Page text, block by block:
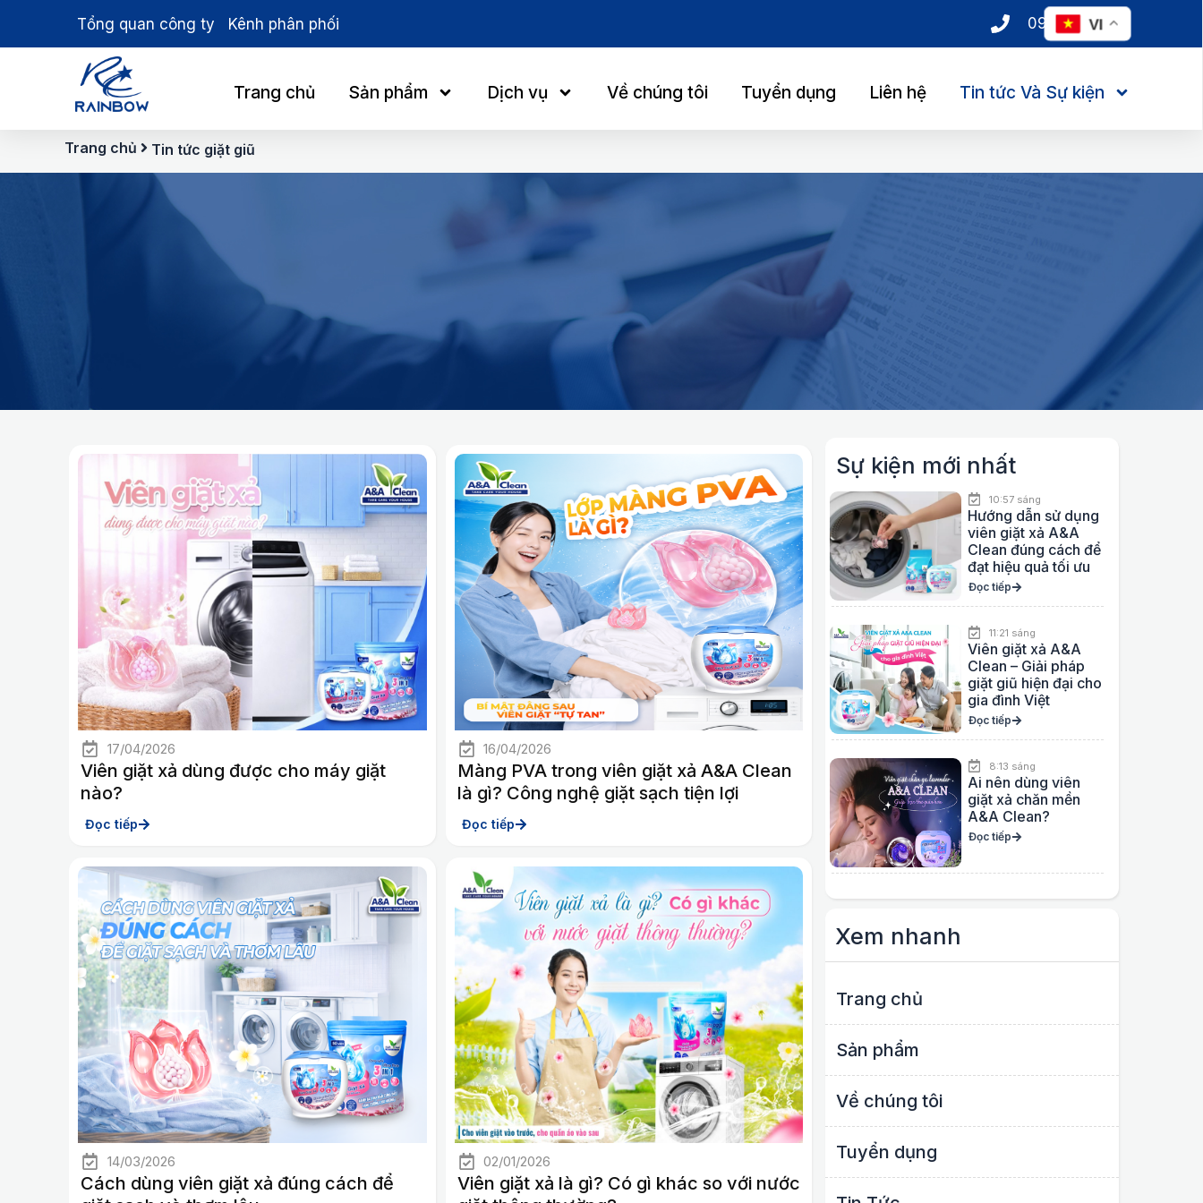
Tổng quan công ty Kênh phân phối 0985 123 237
Trang chủ Sản phẩm Dịch vụ Về chúng tôi Tuyển dụng Liên hệ Tin tức Và Sự kiện
Trang chủ Tin tức giặt giũ
gũ
Cập nhật tin tức, sự kiện và
thông báo mới nhất từ Rainbow
17/04/2026
Viên giặt xả dùng được cho máy giặt
nào?
Đọc tiếp
16/04/2026
Màng PVA trong viên giặt xả A&A Clean
là gì? Công nghệ giặt sạch tiện lợi
Đọc tiếp
14/03/2026
Cách dùng viên giặt xả đúng cách để
02/01/2026
Viên giặt xả là gì? Có gì khác so với nước
T
a
n
g
T
r
a
g
T
r
a
n
g
Sự kiện mới nhất
10:57 sáng
Hướng dẫn sử dụng
viên giặt xả A&A
Clean đúng cách để
đạt hiệu quả tối ưu
Đọc tiếp
11:21 sáng
Viên giặt xả A&A
Clean – Giải pháp
giặt giũ hiện đại cho
gia đình Việt
Đọc tiếp
8:13 sáng
Ai nên dùng viên
giặt xả chăn mền
A&A Clean?
Đọc tiếp
Xem nhanh
Trang chủ
Sản phẩm​
Về chúng tôi
Tuyển dụng
VI